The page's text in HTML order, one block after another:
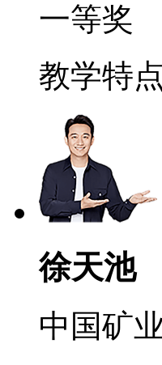
一等奖
教学特
徐天池
中国矿